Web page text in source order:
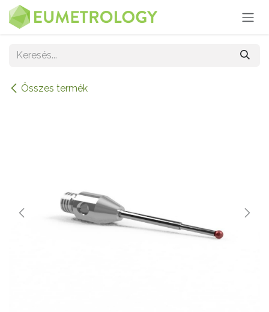
Kihagyás és továbblépés a tartalomhoz
Összes termék